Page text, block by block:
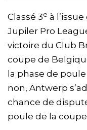
Classé 3e à
Jupiler Pro
victoire du Club
coupe de
la phase de
non, Antwerp
chance de
poule de la